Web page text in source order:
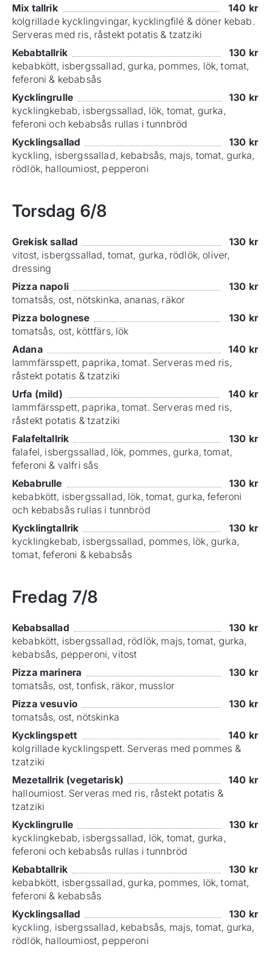
Mix tallrik 140 kr
kolgrillade kycklingvingar, kycklingfilé & döner kebab.
Serveras med ris, råstekt potatis & tzatziki
Kebabtallrik
130 kr
kebabkött, isbergssallad, gurka, pommes, lök, tomat,
feferoni & kebabsås
Kycklingrulle
130 kr
kycklingkebab, isbergssallad, lök, tomat, gurka,
feferoni och kebabsås rullas i tunnbröd
Kycklingsallad
130 kr
kyckling, isbergssallad, kebabsås, majs, tomat, gurka,
rödlök, halloumiost, pepperoni
Torsdag 6/8
Grekisk sallad 130 kr
vitost, isbergssallad, tomat, gurka, rödlök, oliver,
dressing
Pizza napoli
130 kr
tomatsås, ost, nötskinka, ananas, räkor
Pizza bolognese
130 kr
tomatsås, ost, köttfärs, lök
Adana
140 kr
lammfärsspett, paprika, tomat. Serveras med ris,
råstekt potatis & tzatziki
Urfa (mild)
140 kr
lammfärsspett, paprika, tomat. Serveras med ris,
råstekt potatis & tzatziki
Falafeltallrik
130 kr
falafel, isbergssallad, lök, pommes, gurka, tomat,
feferoni & valfri sås
Kebabrulle
130 kr
kebabkött, isbergssallad, lök, tomat, gurka, feferoni
och kebabsås rullas i tunnbröd
Kycklingtallrik
130 kr
kycklingkebab, isbergssallad, pommes, lök, gurka,
tomat, feferoni & kebabsås
Fredag 7/8
Kebabsallad 130 kr
kebabkött, isbergssallad, rödlök, majs, tomat, gurka,
kebabsås, pepperoni, vitost
Pizza marinera
130 kr
tomatsås, ost, tonfisk, räkor, musslor
Pizza vesuvio
130 kr
tomatsås, ost, nötskinka
Kycklingspett
140 kr
kolgrillade kycklingspett. Serveras med pommes &
tzatziki
Mezetallrik (vegetarisk)
140 kr
halloumiost. Serveras med ris, råstekt potatis &
tzatziki
Kycklingrulle
130 kr
kycklingkebab, isbergssallad, lök, tomat, gurka,
feferoni och kebabsås rullas i tunnbröd
Kebabtallrik
130 kr
kebabkött, isbergssallad, gurka, pommes, lök, tomat,
feferoni & kebabsås
Kycklingsallad
130 kr
kyckling, isbergssallad, kebabsås, majs, tomat, gurka,
rödlök, halloumiost, pepperoni